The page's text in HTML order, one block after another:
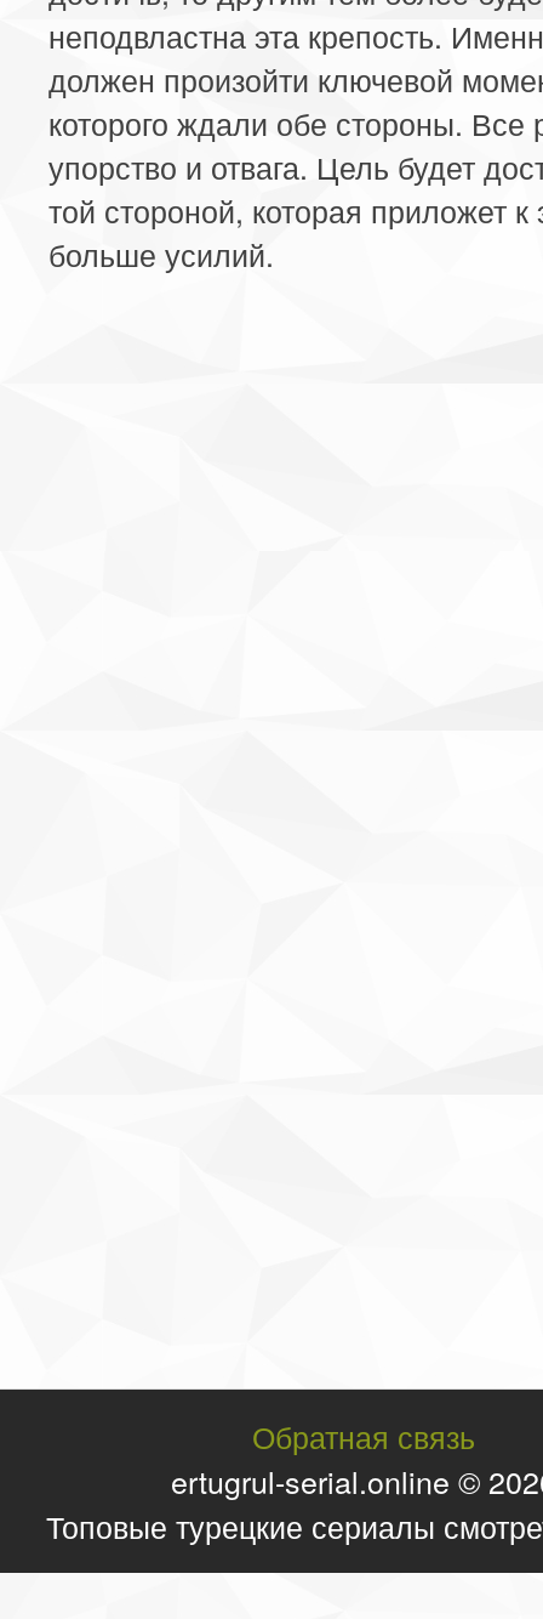
неподвластна эта крепость.
должен произойти ключевой
которого ждали обе стороны. Все
упорство и отвага. Цель будет
той стороной, которая приложет к
больше усилий.
Обратная связь
ertugrul-serial.online ©
Топовые турецкие сериалы